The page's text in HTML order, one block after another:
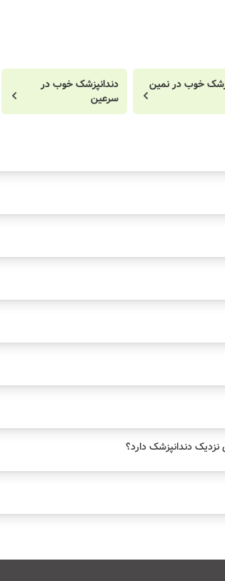
خوب در نمین
دندانپزشک خوب در
سرعین
دندانپزشک دارد؟